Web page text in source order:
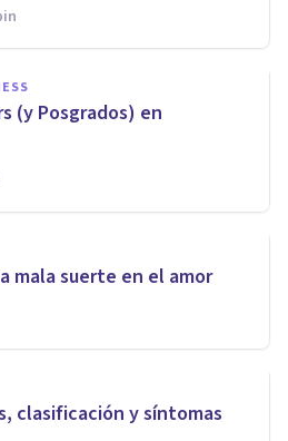
(y Posgrados) en
mala suerte en el amor
clasificación y síntomas